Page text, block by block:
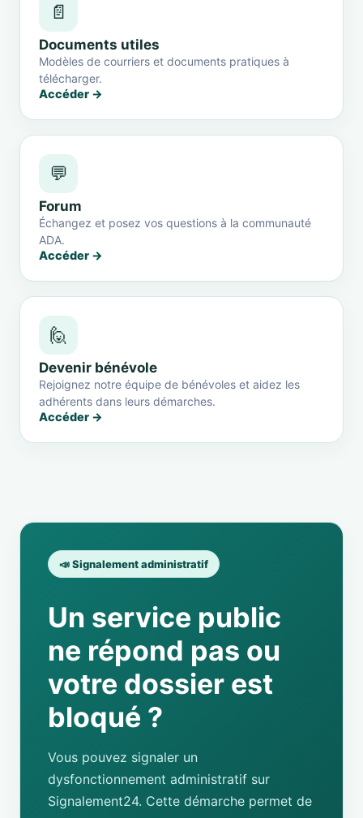
📄
Documents utiles
Modèles de courriers et documents pratiques à
télécharger.
Accéder →
💬
Forum
Échangez et posez vos questions à la communauté
ADA.
Accéder →
🙋
Devenir bénévole
Rejoignez notre équipe de bénévoles et aidez les
adhérents dans leurs démarches.
Accéder →
📣 Signalement administratif
Un service public
ne répond pas ou
votre dossier est
bloqué ?
Vous pouvez signaler un
dysfonctionnement administratif sur
Signalement24. Cette démarche permet de